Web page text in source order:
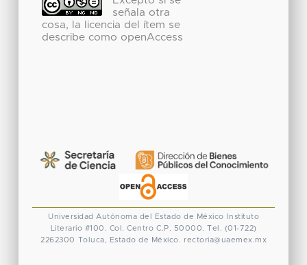
señala otra
cosa, la licencia del ítem se
describe como openAccess
Universidad Autónoma del Estado de México
Instituto
Literario #100. Col. Centro C.P. 50000. Tel. (01-722)
2262300 Toluca, Estado de México. rectoria@uaemex.mx